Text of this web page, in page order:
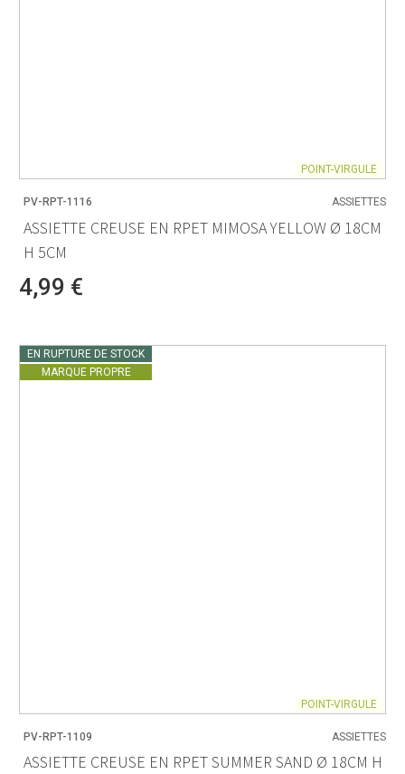
POINT-VIRGULE
PV-RPT-1116 ASSIETTES
ASSIETTE CREUSE EN RPET MIMOSA YELLOW Ø 18CM
H 5CM
4,99 €
EN RUPTURE DE STOCK
MARQUE PROPRE
POINT-VIRGULE
PV-RPT-1109 ASSIETTES
ASSIETTE CREUSE EN RPET SUMMER SAND Ø 18CM H